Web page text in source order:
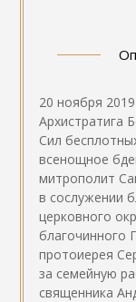
20 ноября
Архистратига
Сил
всенощное
митрополит
в сослужении
церковного
благочинного
протоиерея
за семейную
священника